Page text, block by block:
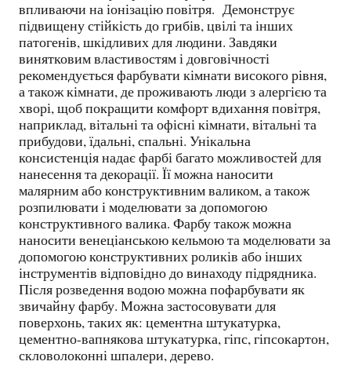
впливаючи на іонізацію повітря. Демонструє
підвищену стійкість до грибів, цвілі та інших
патогенів, шкідливих для людини. Завдяки
винятковим властивостям і довговічності
рекомендується фарбувати кімнати високого рівня,
а також кімнати, де проживають люди з алергією та
хворі, щоб покращити комфорт вдихання повітря,
наприклад, вітальні та офісні кімнати, вітальні та
прибудови, їдальні, спальні. Унікальна
консистенція надає фарбі багато можливостей для
нанесення та декорації. Її можна наносити
малярним або конструктивним валиком, а також
розпилювати і моделювати за допомогою
конструктивного валика. Фарбу також можна
наносити венеціанською кельмою та моделювати за
допомогою конструктивних роликів або інших
інструментів відповідно до винаходу підрядника.
Після розведення водою можна пофарбувати як
звичайну фарбу. Можна застосовувати для
поверхонь, таких як: цементна штукатурка,
цементно-вапнякова штукатурка, гіпс, гіпсокартон,
скловолоконні шпалери, дерево.